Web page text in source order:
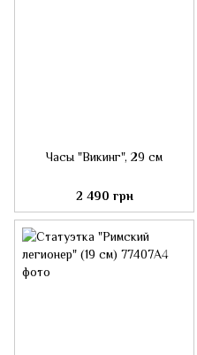
Часы "Викинг", 29 см
2 490 грн